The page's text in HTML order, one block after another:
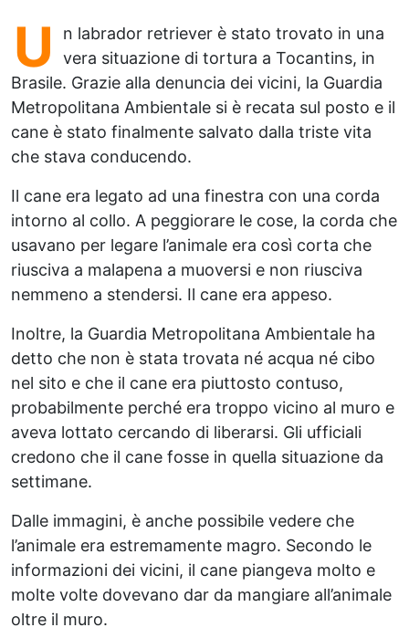
U
n labrador retriever è stato trovato in una
vera situazione di tortura a Tocantins, in
Brasile. Grazie alla denuncia dei vicini, la Guardia
Metropolitana Ambientale si è recata sul posto e il
cane è stato finalmente salvato dalla triste vita
che stava conducendo.
Il cane era legato ad una finestra con una corda
intorno al collo. A peggiorare le cose, la corda che
usavano per legare l’animale era così corta che
riusciva a malapena a muoversi e non riusciva
nemmeno a stendersi. Il cane era appeso.
Inoltre, la Guardia Metropolitana Ambientale ha
detto che non è stata trovata né acqua né cibo
nel sito e che il cane era piuttosto contuso,
probabilmente perché era troppo vicino al muro e
aveva lottato cercando di liberarsi. Gli ufficiali
credono che il cane fosse in quella situazione da
settimane.
Dalle immagini, è anche possibile vedere che
l’animale era estremamente magro. Secondo le
informazioni dei vicini, il cane piangeva molto e
molte volte dovevano dar da mangiare all’animale
oltre il muro.